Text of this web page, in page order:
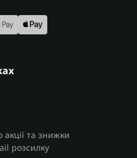
та знижки
розсилку